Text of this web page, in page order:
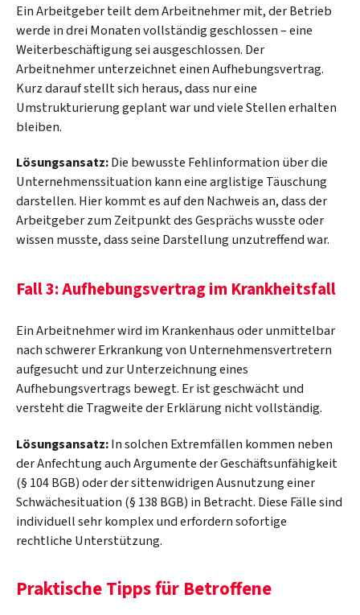
Ein Arbeitgeber teilt dem Arbeitnehmer mit, der Betrieb
werde in drei Monaten vollständig geschlossen – eine
Weiterbeschäftigung sei ausgeschlossen. Der
Arbeitnehmer unterzeichnet einen Aufhebungsvertrag.
Kurz darauf stellt sich heraus, dass nur eine
Umstrukturierung geplant war und viele Stellen erhalten
bleiben.
Lösungsansatz:Die bewusste Fehlinformation über die
Unternehmenssituation kann eine arglistige Täuschung
darstellen. Hier kommt es auf den Nachweis an, dass der
Arbeitgeber zum Zeitpunkt des Gesprächs wusste oder
wissen musste, dass seine Darstellung unzutreffend war.
Fall 3: Aufhebungsvertrag im Krankheitsfall
Ein Arbeitnehmer wird im Krankenhaus oder unmittelbar
nach schwerer Erkrankung von Unternehmensvertretern
aufgesucht und zur Unterzeichnung eines
Aufhebungsvertrags bewegt. Er ist geschwächt und
versteht die Tragweite der Erklärung nicht vollständig.
Lösungsansatz:In solchen Extremfällen kommen neben
der Anfechtung auch Argumente der Geschäftsunfähigkeit
(§ 104 BGB) oder der sittenwidrigen Ausnutzung einer
Schwächesituation (§ 138 BGB) in Betracht. Diese Fälle sind
individuell sehr komplex und erfordern sofortige
rechtliche Unterstützung.
Praktische Tipps für Betroffene